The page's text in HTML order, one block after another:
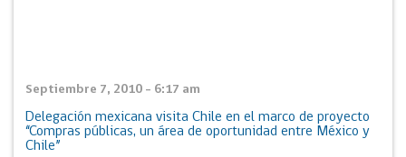
Septiembre 7, 2010 - 6:17 am
Delegación mexicana visita Chile en el marco de proyecto
“Compras públicas, un área de oportunidad entre México y
Chile”